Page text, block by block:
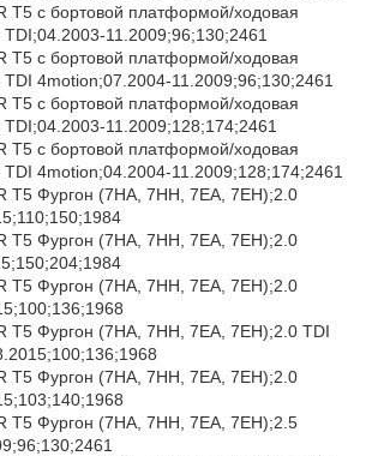
T5 c бортовой платформой/ходовая
TDI;04.2003-11.2009;96;130;2461
T5 c бортовой платформой/ходовая
TDI 4motion;07.2004-11.2009;96;130;2461
T5 c бортовой платформой/ходовая
TDI;04.2003-11.2009;128;174;2461
T5 c бортовой платформой/ходовая
TDI 4motion;04.2004-11.2009;128;174;2461
T5 Фургон (7HA, 7HH, 7EA, 7EH);2.0
T5 Фургон (7HA, 7HH, 7EA, 7EH);2.0
T5 Фургон (7HA, 7HH, 7EA, 7EH);2.0
T5 Фургон (7HA, 7HH, 7EA, 7EH);2.0 TDI
T5 Фургон (7HA, 7HH, 7EA, 7EH);2.0
T5 Фургон (7HA, 7HH, 7EA, 7EH);2.5